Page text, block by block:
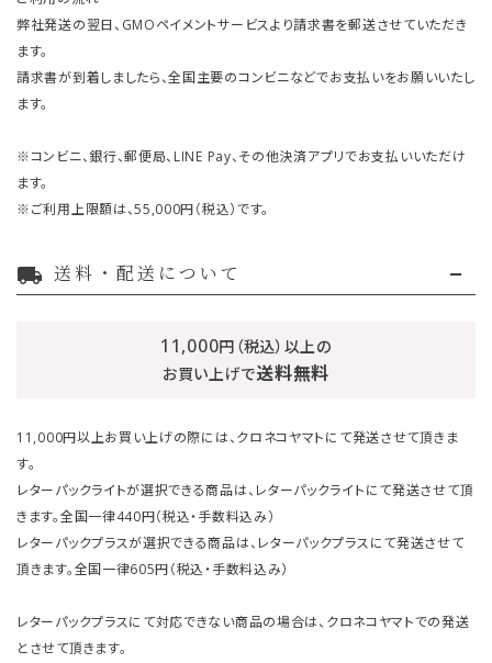
弊社発送の翌日、GMOペイメントサービスより請求書を郵送させていただき
ます。
請求書が到着しましたら、全国主要のコンビニなどでお支払いをお願いいたし
ます。
※コンビニ、銀行、郵便局、LINE Pay、その他決済アプリでお支払いいただけ
ます。
※ご利用上限額は、55,000円（税込）です。
local_shipping 送料・配送について
11,000円（税込）以上の
お買い上げで送料無料
11,000円以上お買い上げの際には、クロネコヤマトにて発送させて頂きま
す。
レターパックライトが選択できる商品は、レターパックライトにて発送させて頂
きます。全国一律440円（税込・手数料込み）
レターパックプラスが選択できる商品は、レターパックプラスにて発送させて
頂きます。全国一律605円（税込・手数料込み）
レターパックプラスにて対応できない商品の場合は、クロネコヤマトでの発送
とさせて頂きます。